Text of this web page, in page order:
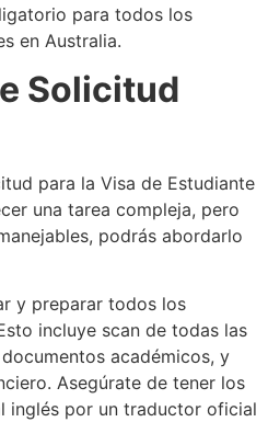
para todos los
en Australia.
Solicitud
para la Visa de Estudiante
una tarea compleja, pero
podrás abordarlo
y preparar todos los
incluye scan de todas las
académicos, y
Asegúrate de tener los
inglés por un traductor oficial